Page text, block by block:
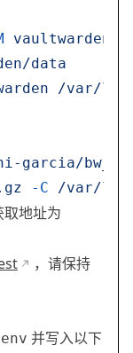
vaultwarden
data
/var/lib/
-C /var/lib/
地址为
，请保持
并写入以下